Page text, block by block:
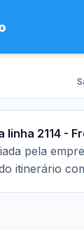
linha 2114 -
pela
itinerário